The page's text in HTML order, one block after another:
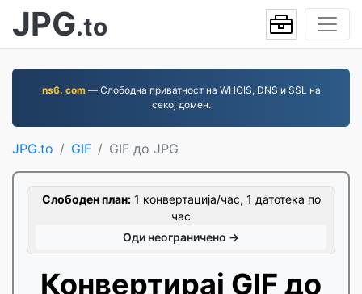
JPG.to
ns6. com— Слободна приватност на WHOIS, DNS и SSL на
секој домен.
JPG.to GIF GIF до JPG
Слободен план:1 конвертација/час, 1 датотека по
час
Оди неограничено →
Конвертирај GIF до